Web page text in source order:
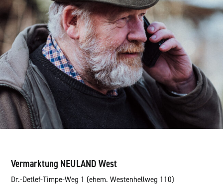
Vermarktung NEULAND West
Dr.-Detlef-Timpe-Weg 1 (ehem. Westenhellweg 110)